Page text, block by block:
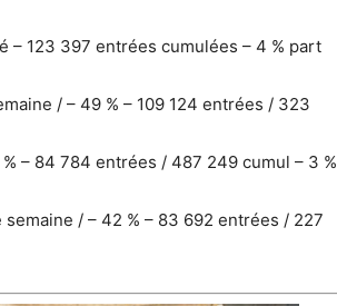
– 123 397 entrées cumulées – 4 % part
/ – 49 % – 109 124 entrées / 323
– 84 784 entrées / 487 249 cumul – 3 %
/ – 42 % – 83 692 entrées / 227